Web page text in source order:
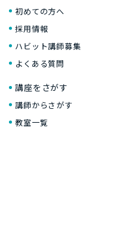
初めての方へ
採用情報
ハビット講師募集
よくある質問
講座をさがす
講師からさがす
教室一覧